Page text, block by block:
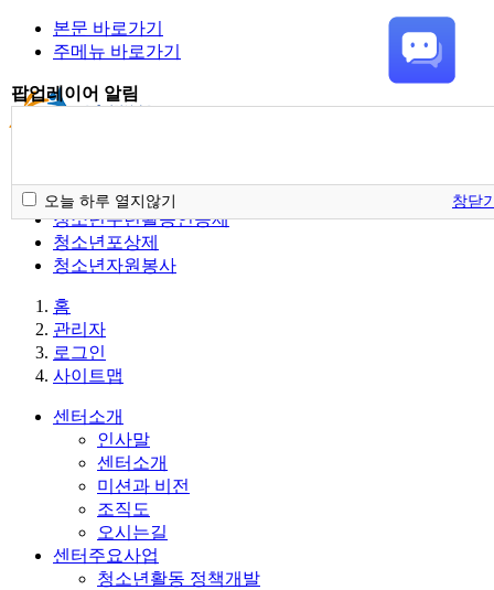
본문 바로가기
주메뉴 바로가기
청소년활동정보서비스
청소년수련활동인증제
청소년포상제
청소년자원봉사
홈
관리자
로그인
사이트맵
센터소개
인사말
센터소개
미션과 비전
조직도
오시는길
센터주요사업
청소년활동 정책개발
팝업레이어 알림
오늘 하루 열지않기 창닫